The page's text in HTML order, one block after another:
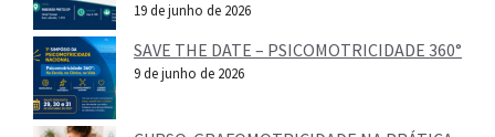
19 de junho de 2026
SAVE THE DATE – PSICOMOTRICIDADE 360°
9 de junho de 2026